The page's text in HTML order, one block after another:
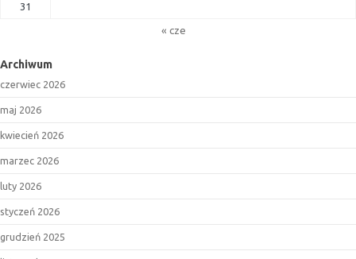
31
« cze
Archiwum
czerwiec 2026
maj 2026
kwiecień 2026
marzec 2026
luty 2026
styczeń 2026
grudzień 2025